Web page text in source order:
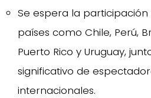
Se espera la
países como Chile, Perú,
Puerto Rico y Uruguay,
significativo de
internacionales.